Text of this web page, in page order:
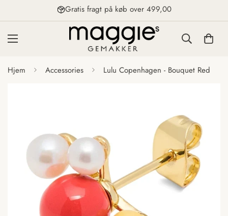
Gratis fragt på køb over 499,00
Hjem Accessories Lulu Copenhagen - Bouquet Red